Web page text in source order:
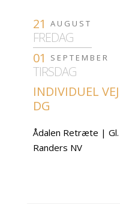
21 AUGUST
FREDAG
01
SEPTEMBER
TIRSDAG
INDIVIDUEL
DG
Ådalen Retræte |
Randers NV